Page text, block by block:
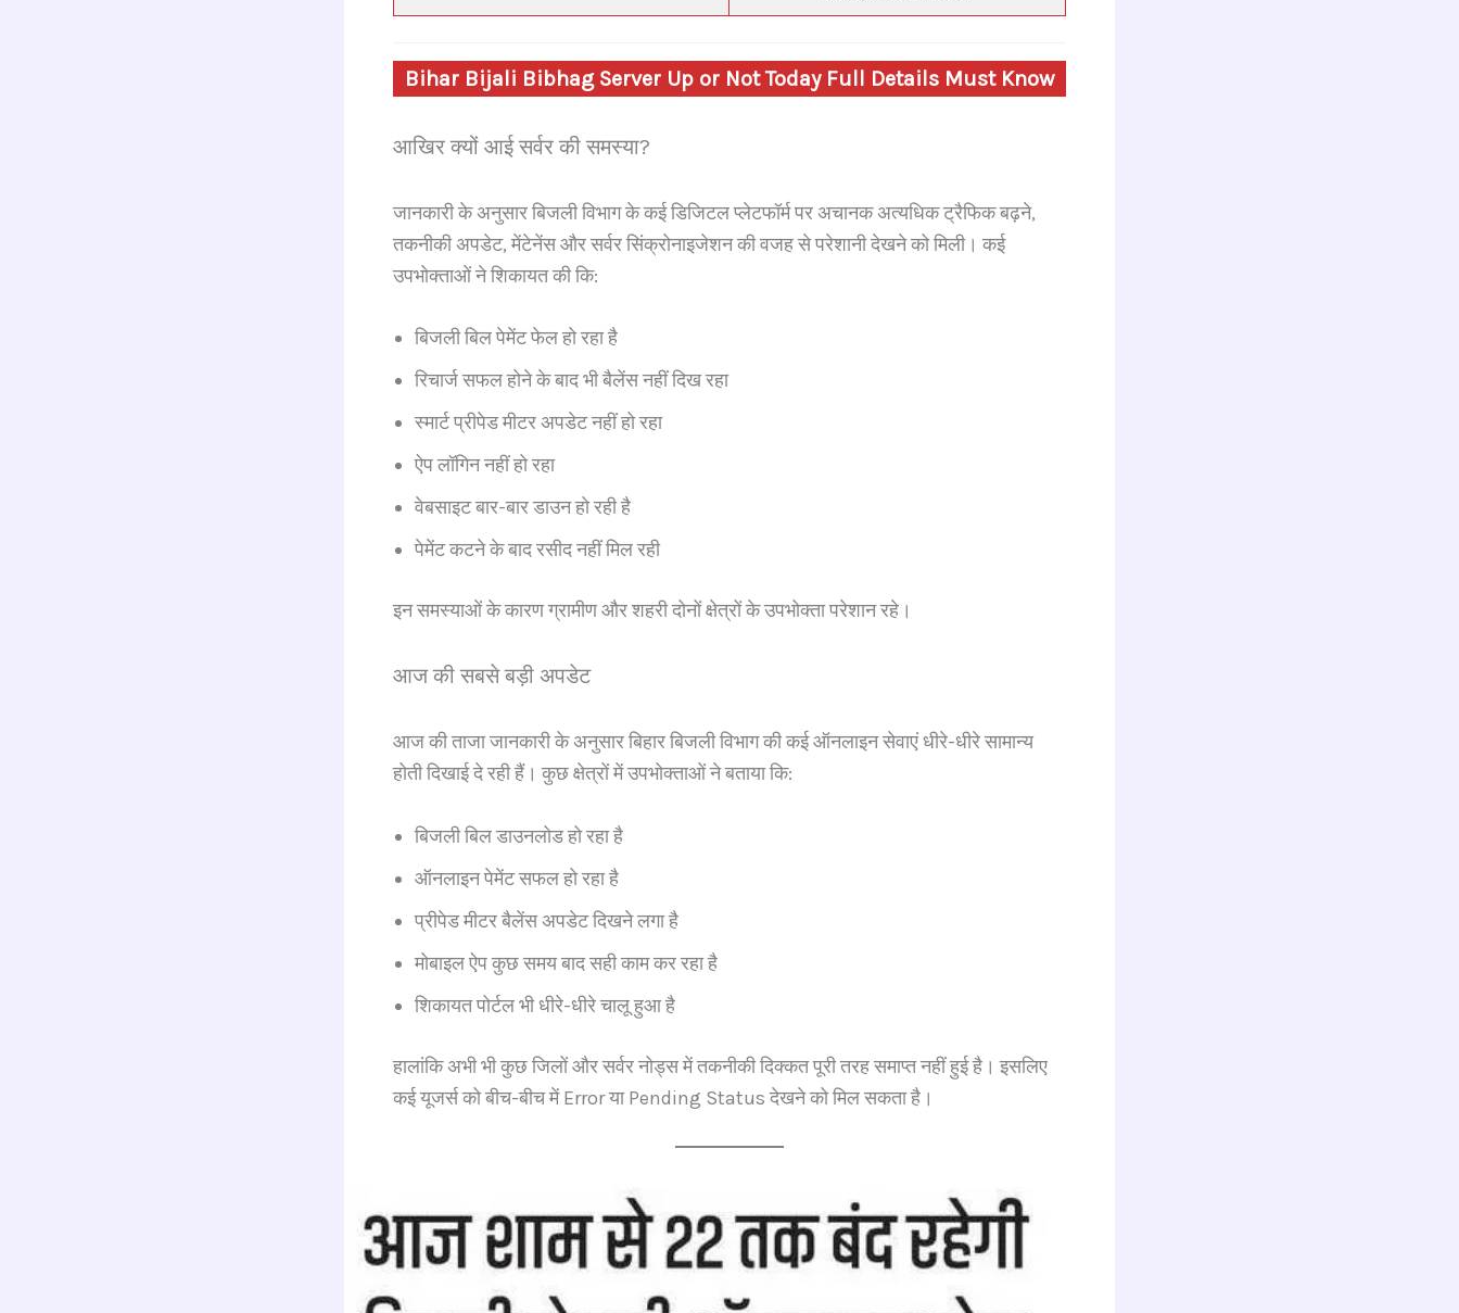
Bihar Bijali Bibhag Server Up or Not Today Full Details Must Know
आखिर क्यों आई सर्वर की समस्या?
जानकारी के अनुसार बिजली विभाग के कई डिजिटल प्लेटफॉर्म पर अचानक अत्यधिक ट्रैफिक बढ़ने,
तकनीकी अपडेट, मेंटेनेंस और सर्वर सिंक्रोनाइजेशन की वजह से परेशानी देखने को मिली। कई
उपभोक्ताओं ने शिकायत की कि:
बिजली बिल पेमेंट फेल हो रहा है
रिचार्ज सफल होने के बाद भी बैलेंस नहीं दिख रहा
स्मार्ट प्रीपेड मीटर अपडेट नहीं हो रहा
ऐप लॉगिन नहीं हो रहा
वेबसाइट बार-बार डाउन हो रही है
पेमेंट कटने के बाद रसीद नहीं मिल रही
इन समस्याओं के कारण ग्रामीण और शहरी दोनों क्षेत्रों के उपभोक्ता परेशान रहे।
आज की सबसे बड़ी अपडेट
आज की ताजा जानकारी के अनुसार बिहार बिजली विभाग की कई ऑनलाइन सेवाएं धीरे-धीरे सामान्य
होती दिखाई दे रही हैं। कुछ क्षेत्रों में उपभोक्ताओं ने बताया कि:
बिजली बिल डाउनलोड हो रहा है
ऑनलाइन पेमेंट सफल हो रहा है
प्रीपेड मीटर बैलेंस अपडेट दिखने लगा है
मोबाइल ऐप कुछ समय बाद सही काम कर रहा है
शिकायत पोर्टल भी धीरे-धीरे चालू हुआ है
हालांकि अभी भी कुछ जिलों और सर्वर नोड्स में तकनीकी दिक्कत पूरी तरह समाप्त नहीं हुई है। इसलिए
कई यूजर्स को बीच-बीच में Error या Pending Status देखने को मिल सकता है।